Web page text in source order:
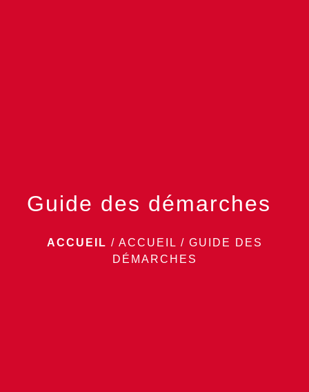
Guide des démarches
ACCUEIL / ACCUEIL / GUIDE DES
DÉMARCHES